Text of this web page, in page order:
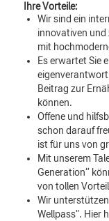
Ihre Vorteile:
Wir sind ein
innovativen und
mit
Es erwartet Sie
Beitrag zur
können.
Offene und
schon darauf
ist für uns von
Mit unserem
Generation“
von tollen
Wir
Wellpass". Hier